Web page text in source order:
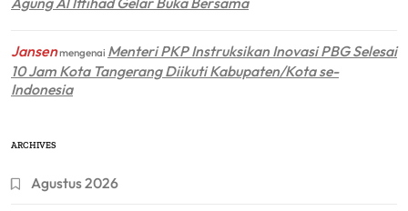
Jansenmengenai Menteri PKP Instruksikan Inovasi PBG Selesai
10 Jam Kota Tangerang Diikuti Kabupaten/Kota se-
Indonesia
ARCHIVES
Agustus 2026